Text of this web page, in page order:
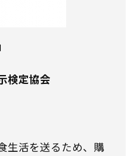
検定協会
生活を送るため、購